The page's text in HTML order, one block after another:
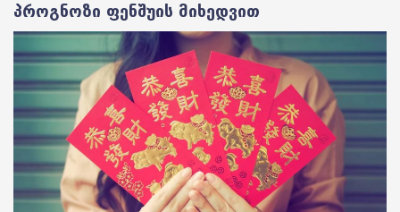
პროგნოზი ფენშუის მიხედვით